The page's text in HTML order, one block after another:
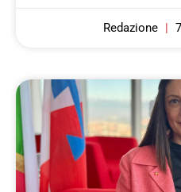
Redazione